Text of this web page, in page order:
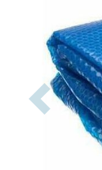
Předchozí